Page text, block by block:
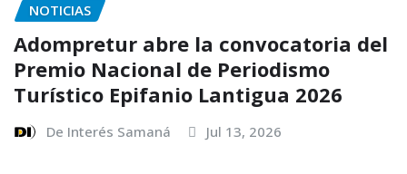
NOTICIAS
Adompretur abre la convocatoria del
Premio Nacional de Periodismo
Turístico Epifanio Lantigua 2026
De Interés Samaná Jul 13, 2026